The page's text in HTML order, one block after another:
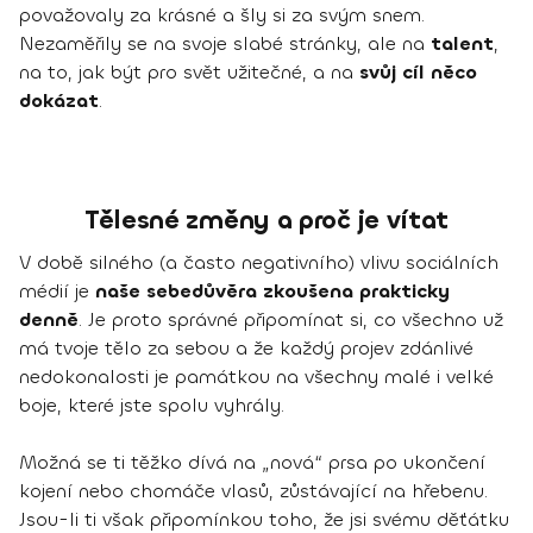
považovaly za krásné a šly si za svým snem.
Nezaměřily se na svoje slabé stránky, ale na talent,
na to, jak být pro svět užitečné, a na svůj cíl něco
dokázat.
Tělesné změny a proč je vítat
V době silného (a často negativního) vlivu sociálních
médií je naše sebedůvěra zkoušena prakticky
denně. Je proto správné připomínat si, co všechno už
má tvoje tělo za sebou a že každý projev zdánlivé
nedokonalosti je památkou na všechny malé i velké
boje, které jste spolu vyhrály.
Možná se ti těžko dívá na „nová“ prsa po ukončení
kojení nebo chomáče vlasů, zůstávající na hřebenu.
Jsou-li ti však připomínkou toho, že jsi svému děťátku